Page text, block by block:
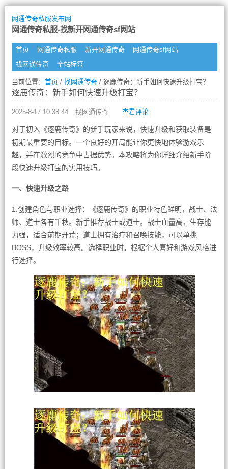
网通传奇私服发布网
网通传奇私服-找新开网通传奇sf网站
首页 网通传奇私服 新开网通传奇
网通传奇sf网站
找网通传奇
全站标签
当前位置： 首页/ 找网通传奇/ 逐鹿传奇：新手如何快速升级打宝？
逐鹿传奇：新手如何快速升级打宝？
2025-8-17 10:38:44 找网通传奇 查看评论
对于初入《逐鹿传奇》的新手玩家来说，快速升级和获取装备是
初期最重要的目标。一个良好的开局能让你更快地体验游戏乐
趣，并在激烈的竞争中占据优势。本攻略将为你详细介绍新手阶
段快速升级打宝的实用技巧。
一、快速升级之路
1.创建角色与职业选择：《逐鹿传奇》的职业特色鲜明，战士、法
师、道士各有千秋。新手推荐战士或道士。战士血量高，生存能
力强，适合前期开荒；道士拥有治疗和召唤技能，可以单挑
BOSS，升级效率较高。选择职业时，根据个人喜好和游戏风格进
行选择。